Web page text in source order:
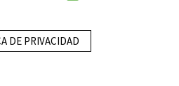
DE PRIVACIDAD